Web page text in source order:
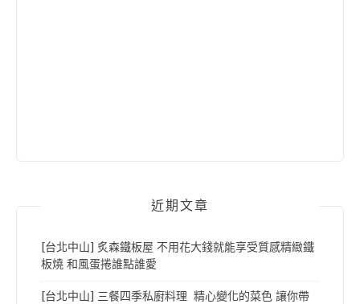
近期文章
[台北中山] 炙森鐵板屋 不用花大錢就能享受質感精緻鐵
板燒 和風蛋捲誰點誰愛
[台北中山] 三餐四季私廚料理 精心變化的菜色 讓你帶